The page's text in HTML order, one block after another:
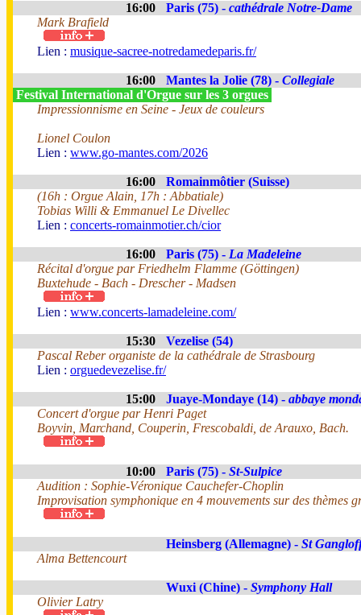
16:00 Paris (75) - cathédrale Notre-Dame
Mark Brafield
Lien : musique-sacree-notredamedeparis.fr/
16:00 Mantes la Jolie (78) - Collegiale
Festival International d'Orgue sur les 3 orgues
Impressionnisme en Seine - Jeux de couleurs
Lionel Coulon
Lien : www.go-mantes.com/2026
16:00
Romainmôtier (Suisse)
(16h : Orgue Alain, 17h : Abbatiale)
Tobias Willi & Emmanuel Le Divellec
Lien : concerts-romainmotier.ch/cior
16:00 Paris (75) - La Madeleine
Récital d'orgue par Friedhelm Flamme (Göttingen)
Buxtehude - Bach - Drescher - Madsen
Lien : www.concerts-lamadeleine.com/
15:30
Vezelise (54)
Pascal Reber organiste de la cathédrale de Strasbourg
Lien : orguedevezelise.fr/
15:00 Juaye-Mondaye (14) - abbaye
Concert d'orgue par Henri Paget
Boyvin, Marchand, Couperin, Frescobaldi, de Arauxo, Bach.
10:00 Paris (75) - St-Sulpice
Audition : Sophie-Véronique Cauchefer-Choplin
Improvisation symphonique en 4 mouvements sur des thèmes
Heinsberg (Allemagne) - St
Alma Bettencourt
Wuxi (Chine) - Symphony Hall
Olivier Latry